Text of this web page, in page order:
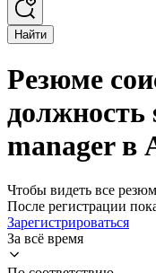
Найти
Резюме
должность
manager в
Чтобы видеть все
После регистрации
Зарегистрироваться
За всё время